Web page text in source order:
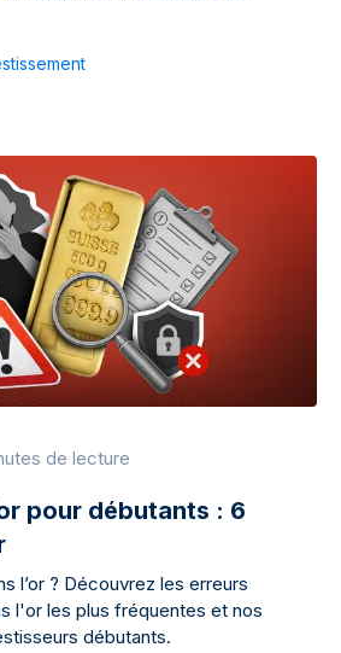
de lecture
pour débutants : 6
l’or ? Découvrez les erreurs
l'or les plus fréquentes et nos
débutants.